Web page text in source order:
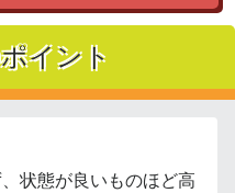
イント
状態が良いものほど高